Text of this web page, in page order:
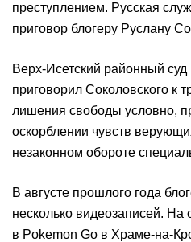
преступлением. Русская
приговор блогеру Руслану
Верх-Исетский районный суд
приговорил Соколовского к
лишения свободы условно,
оскорблении чувств
незаконном обороте
В августе прошлого года
несколько видеозаписей. На
в Pokemon Go в Храме-на-